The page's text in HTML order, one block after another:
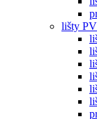
lišty